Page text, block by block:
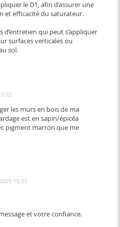
le D1, afin d’assurer une
et efficacité du saturateur.
d’entretien qui peut s’appliquer
surfaces verticales ou
sol.
les murs en bois de ma
est en sapin/épicéa
pigment marron que me
15:33
et votre confiance.